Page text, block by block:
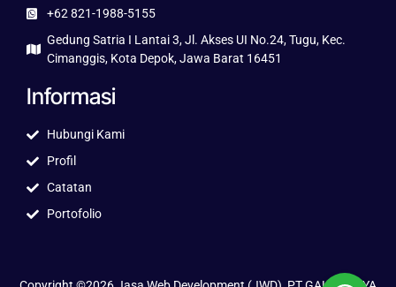
+62 821-1988-5155
Gedung Satria I Lantai 3, Jl. Akses UI No.24, Tugu, Kec.
Cimanggis, Kota Depok, Jawa Barat 16451
Informasi
Hubungi Kami
Profil
Catatan
Portofolio